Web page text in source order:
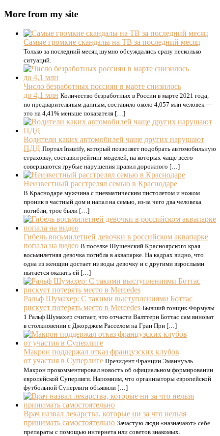
More from my site
Самые громкие скандалы на ТВ за последний месяц
Только за последний месяц шумно обсуждались сразу несколько
ситуаций.
Число безработных россиян в марте снизилось
до 4,1 млн Количество безработных в России в марте 2021 года,
по предварительным данным, составило около 4,057 млн человек —
это на 4,41% меньше показателя […]
Водители каких автомобилей чаще других нарушают
ПДД Портал Insurify, который позволяет подобрать автомобильную
страховку, составил рейтинг моделей, на которых чаще всего
совершаются грубые нарушения правил дорожного […]
Неизвестный расстрелял семью в Краснодаре
В Краснодаре мужчина с пневматическим пистолетом и ножом
проник в частный дом и напал на семью, из-за чего два человека
погибли, трое были […]
Гибель восьмилетней девочки в российском аквапарке
попала на видео В поселке Шушенский Красноярского края
восьмилетняя девочка погибла в аквапарке. На кадрах видно, что
одна из женщин достает из воды девочку и с другими взрослыми
пытается оказать ей […]
Ральф Шумахер: С такими выступлениями Боттас
рискует потерять место в Mercedes Бывший гонщик Формулы
1 Ральф Шумахер считает, что отчасти Валттери Боттас сам виноват
в столкновении с Джорджем Расселом на Гран При […]
Макрон поддержал отказ французских клубов
от участия в Суперлиге Президент Франции Эманнуэль
Макрон прокомментировал новость об официальном формировании
европейской Суперлиги. Напомним, что организаторы европейской
футбольной Суперлиги объявили […]
Врач назвал лекарства, которые ни за что нельзя
принимать самостоятельно Зачастую люди «назначают» себе
препараты с помощью интернета или советов знакомых.